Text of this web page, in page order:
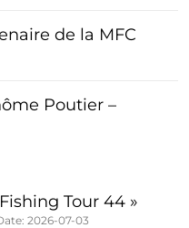
de la MFC
Poutier –
Tour 44 »
2026-07-03